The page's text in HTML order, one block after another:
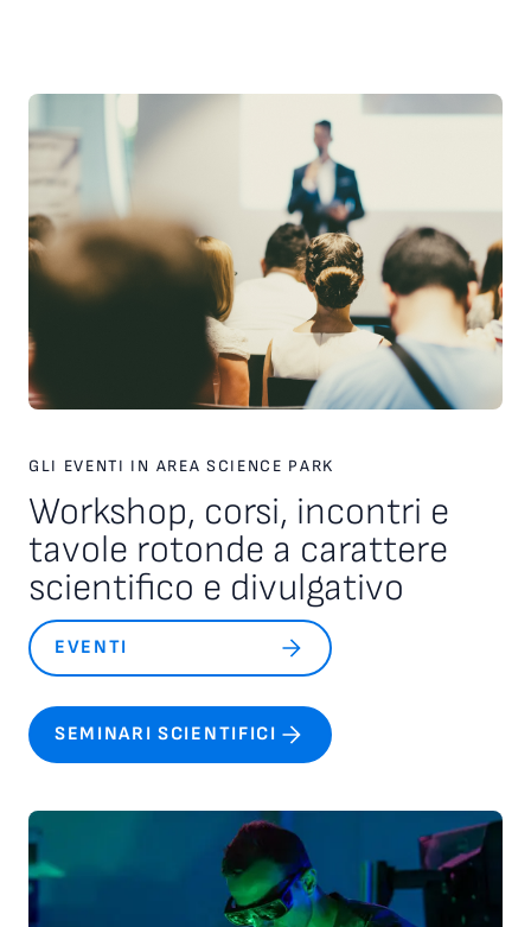
attraverso una piattaforma europea dedicata. Ampio spazio
anche al racconto di esperienze imprenditoriali concrete. In
particolare, è stata condivisa la testimonianza di Paolo Ganis,
CEO di Vitesy, realtà nata a Pordenone che in otto anni ha
costruito un percorso di crescita internazionale fondato su
innovazione, capacità di esecuzione e visione
imprenditoriale. Vitesy rappresenta un esempio concreto di
come una startup deep tech possa crescere, scalare e
competere sui mercati globali, partendo da un territorio e
valorizzando competenze, tecnologie e opportunità offerte
dagli ecosistemi dell’innovazione. Creare le condizioni perché
altre imprese possano intraprendere percorsi di crescita
simili è una delle sfide che Area Science Park intende
contribuire a raccogliere, rafforzando il proprio ruolo a
GLI EVENTI IN AREA SCIENCE PARK
Workshop, corsi, incontri e
tavole rotonde a carattere
scientifico e divulgativo
EVENTI
SEMINARI SCIENTIFICI